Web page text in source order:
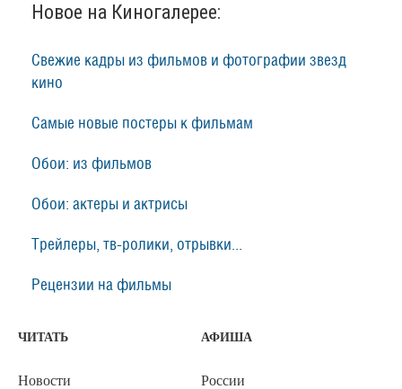
Новое на Киногалерее:
Свежие кадры из фильмов и фотографии звезд
кино
Самые новые постеры к фильмам
Обои: из фильмов
Обои: актеры и актрисы
Трейлеры, тв-ролики, отрывки...
Рецензии на фильмы
ЧИТАТЬ
Новости
АФИША
России